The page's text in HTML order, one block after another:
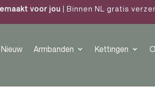
voor jou | Binnen NL gratis
Nieuw Armbanden Kettingen